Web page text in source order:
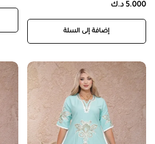
5.000 د.ك
إضافة إلى السلة